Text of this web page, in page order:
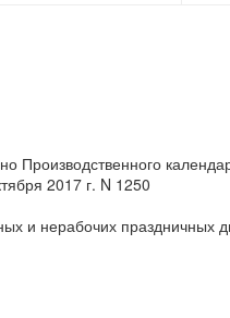
Производственного
2017 г. N 1250
и нерабочих праздничных